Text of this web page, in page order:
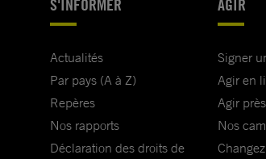
S'INFORMER
Actualités
Par pays (A à Z)
Repères
Nos rapports
Déclaration des droits de
AGIR
Signer
Agir en
Agir
Nos